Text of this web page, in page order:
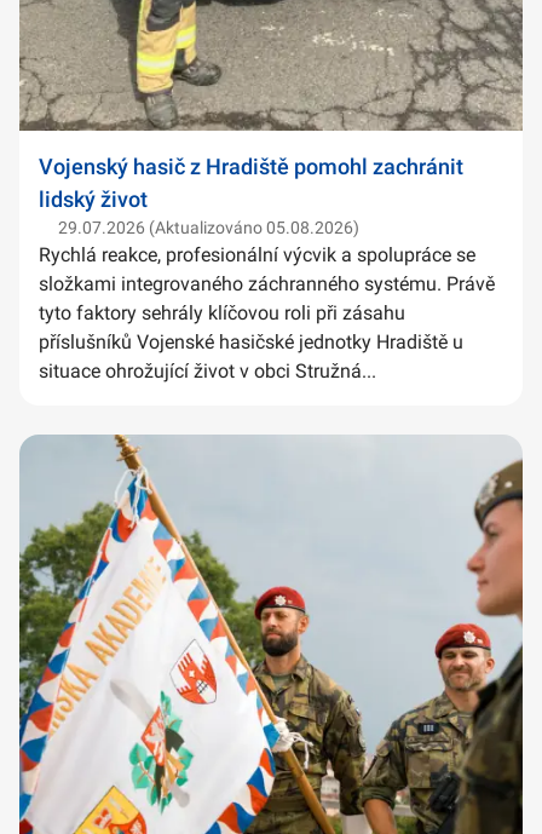
Vojenský hasič z Hradiště pomohl zachránit
lidský život
29.07.2026 (Aktualizováno 05.08.2026)
Rychlá reakce, profesionální výcvik a spolupráce se
složkami integrovaného záchranného systému. Právě
tyto faktory sehrály klíčovou roli při zásahu
příslušníků Vojenské hasičské jednotky Hradiště u
situace ohrožující život v obci Stružná...